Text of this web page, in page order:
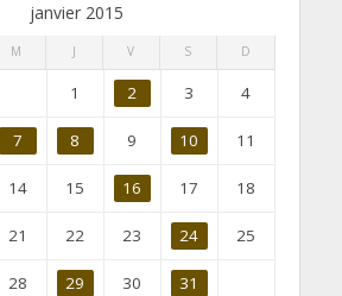
janvier 2015
M J V S D
1 2 3 4
7 8 9 10 11
14 15 16 17 18
21 22 23 24 25
28 29 30 31